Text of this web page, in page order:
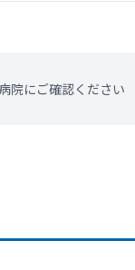
院にご確認ください